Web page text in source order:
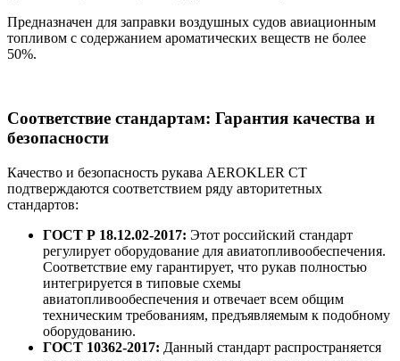
Предназначен для заправки воздушных судов авиационным
топливом с содержанием ароматических веществ не более
50%.
Соответствие стандартам: Гарантия качества и
безопасности
Качество и безопасность рукава AEROKLER CT
подтверждаются соответствием ряду авторитетных
стандартов:
ГОСТ Р 18.12.02-2017: Этот российский стандарт
регулирует оборудование для авиатопливообеспечения.
Соответствие ему гарантирует, что рукав полностью
интегрируется в типовые схемы
авиатопливообеспечения и отвечает всем общим
техническим требованиям, предъявляемым к подобному
оборудованию.
ГОСТ 10362-2017: Данный стандарт распространяется